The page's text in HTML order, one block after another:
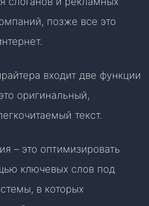
позже все это
входит две функции
оригинальный,
текст.
– это оптимизировать
ключевых слов под
в которых